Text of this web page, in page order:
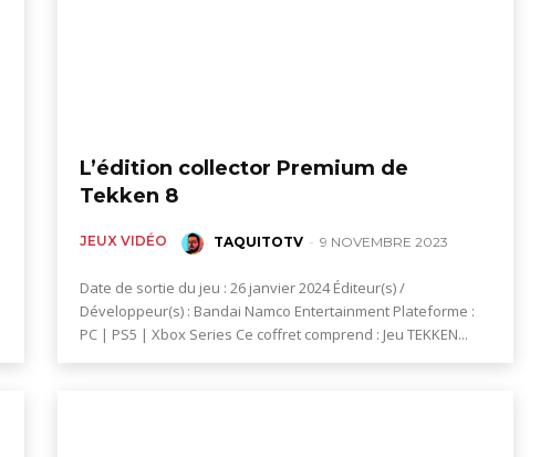
L’édition collector Premium de
Tekken 8
JEUX VIDÉO TAQUITOTV - 9 NOVEMBRE 2023
Date de sortie du jeu : 26 janvier 2024 Éditeur(s) /
Développeur(s) : Bandai Namco Entertainment Plateforme :
PC | PS5 | Xbox Series Ce coffret comprend : Jeu TEKKEN...